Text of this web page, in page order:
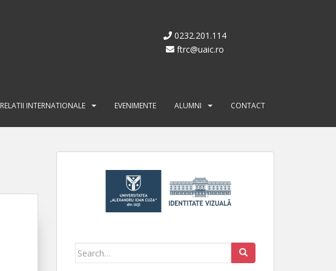
0232.201.114
ftrc@uaic.ro
RELATII INTERNATIONALE EVENIMENTE ALUMNI CONTACT
Search for: